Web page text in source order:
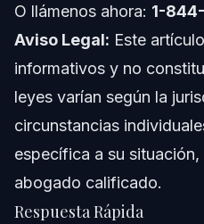
Confianza y Experiencia
Preguntas Frecuentes
¿Cuál es el acuerdo
¿Cuánto se puede recibir
traumática?
¿Qué es un acuerdo por
accidente de auto?
O llámenos ahora: 1-
Aviso Legal: Este
informativos y no
leyes varían según la
circunstancias
específica a su
abogado calificado.
Respuesta Rápida